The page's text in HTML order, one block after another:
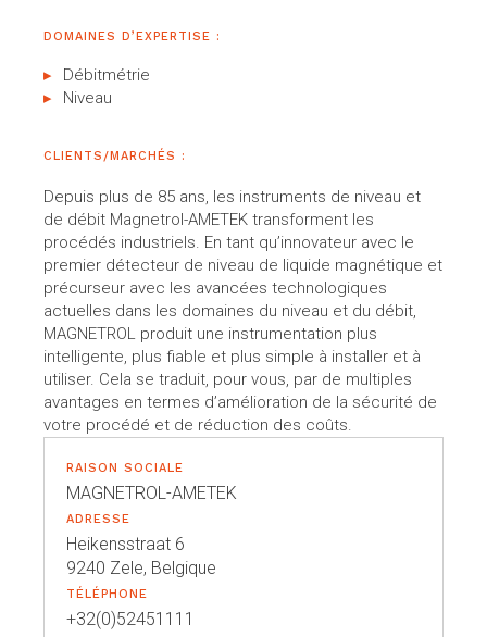
DOMAINES D’EXPERTISE :
Débitmétrie
Niveau
CLIENTS/MARCHÉS :
Depuis plus de 85 ans, les instruments de niveau et
de débit Magnetrol-AMETEK transforment les
procédés industriels. En tant qu’innovateur avec le
premier détecteur de niveau de liquide magnétique et
précurseur avec les avancées technologiques
actuelles dans les domaines du niveau et du débit,
MAGNETROL produit une instrumentation plus
intelligente, plus fiable et plus simple à installer et à
utiliser. Cela se traduit, pour vous, par de multiples
avantages en termes d’amélioration de la sécurité de
votre procédé et de réduction des coûts.
RAISON SOCIALE
MAGNETROL-AMETEK
ADRESSE
Heikensstraat 6
9240 Zele, Belgique
TÉLÉPHONE
+32(0)52451111